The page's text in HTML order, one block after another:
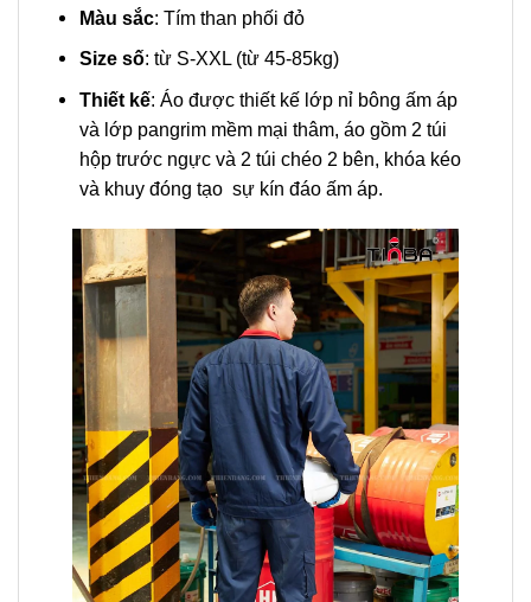
Màu sắc: Tím than phối đỏ
Size số: từ S-XXL (từ 45-85kg)
Thiết kế: Áo được thiết kế lớp nỉ bông ấm áp
và lớp pangrim mềm mại thâm, áo gồm 2 túi
hộp trước ngực và 2 túi chéo 2 bên, khóa kéo
và khuy đóng tạo sự kín đáo ấm áp.